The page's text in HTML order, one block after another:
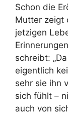
Schon die
Mutter zeigt
jetzigen
schreibt:
eigentlich
sehr sie ihn
sich fühlt –
auch von